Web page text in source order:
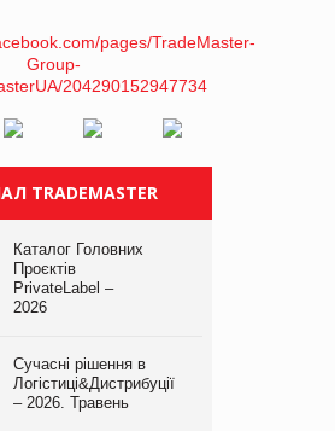
TRADEMASTER
Каталог Головних
Проєктів
PrivateLabel –
2026
Сучасні рішення в
Логістиці&Дистрибуції
– 2026. Травень